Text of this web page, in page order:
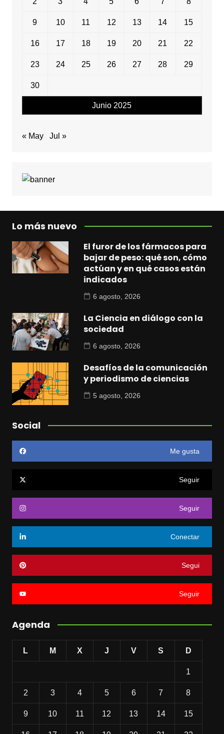
Junio 2025
9 10 11 12 13 14 15
16 17 18 19 20 21 22
23 24 25 26 27 28 29
30
« May Jul »
Lo más nuevo
El furor de los fármacos para
bajar de peso: qué son, cómo
actúan y en qué casos están
indicados
6 agosto, 2026
La Ciencia en diálogo con la
sociedad
6 agosto, 2026
Desafíos de la comunicación
y periodismo de ciencias
5 agosto, 2026
Social
Me gusta
Seguir
Seguir
Conectar
Segui
Seguir
Agenda
L M X J V S D
1
2 3 4 5 6 7 8
9 10 11 12 13 14 15